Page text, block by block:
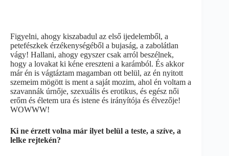
Figyelni, ahogy kiszabadul az első ijedelemből, a
petefészkek érzékenységéből a bujaság, a zabolátlan
vágy! Hallani, ahogy egyszer csak arról beszélnek,
hogy a lovakat ki kéne ereszteni a karámból. És akkor
már én is vágtáztam magamban ott belül, az én nyitott
szemeim mögött is ment a saját mozim, ahol én voltam a
szavannák úrnője, szexuális és erotikus, és egész női
erőm és életem ura és istene és irányítója és élvezője!
WOWWW!
Ki ne érzett volna már ilyet belül a teste, a szíve, a
lelke rejtekén?